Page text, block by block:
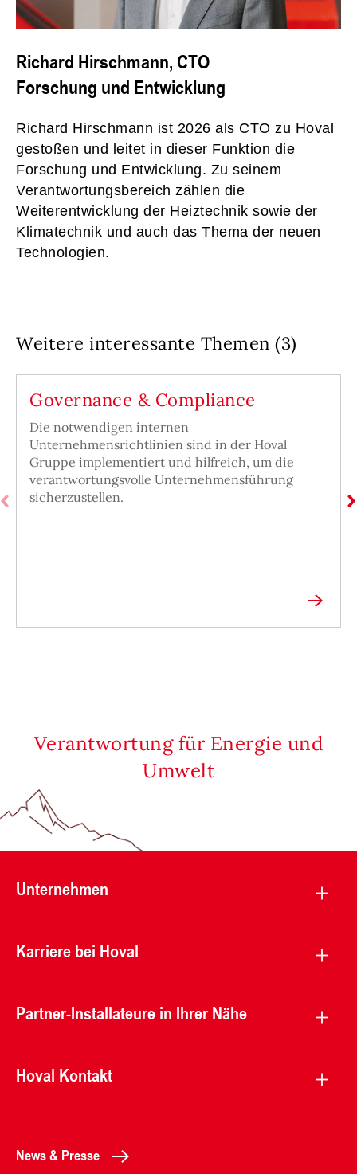
Richard Hirschmann, CTO
Forschung und Entwicklung
Richard Hirschmann ist 2026 als CTO zu Hoval
gestoßen und leitet in dieser Funktion die
Forschung und Entwicklung. Zu seinem
Verantwortungsbereich zählen die
Weiterentwicklung der Heiztechnik sowie der
Klimatechnik und auch das Thema der neuen
Technologien.
Weitere interessante Themen (3)
Governance & Compliance
Die notwendigen internen
Unternehmensrichtlinien sind in der Hoval
Gruppe implementiert und hilfreich, um die
verantwortungsvolle Unternehmensführung
sicherzustellen.
Verantwortung für Energie und
Umwelt
Unternehmen
Karriere bei Hoval
Partner-Installateure in Ihrer Nähe
Hoval Kontakt
News & Presse